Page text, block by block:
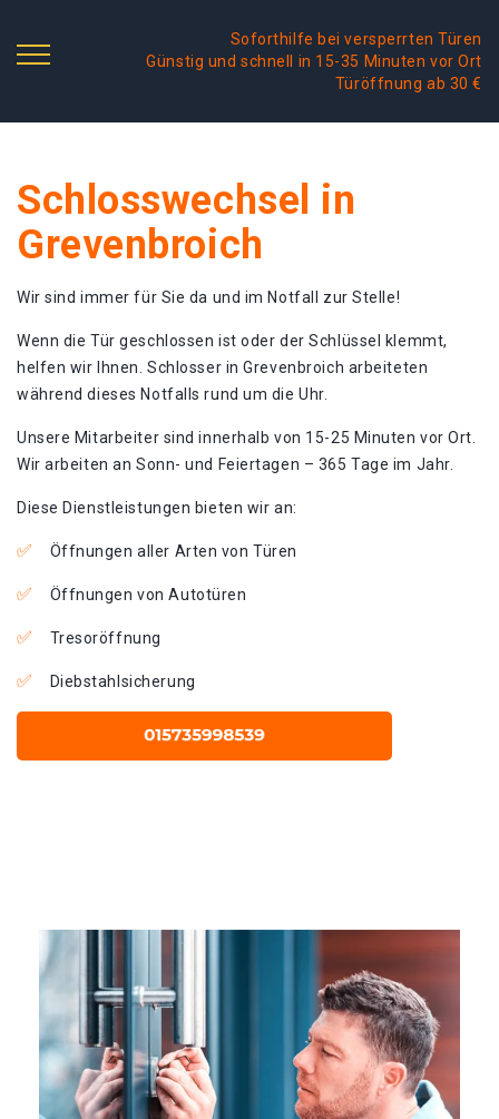
Soforthilfe bei versperrten Türen
Günstig und schnell in 15-35 Minuten vor Ort
Türöffnung ab 30 €
Schlosswechsel in
Grevenbroich
Wir sind immer für Sie da und im Notfall zur Stelle!
Wenn die Tür geschlossen ist oder der Schlüssel klemmt,
helfen wir Ihnen. Schlosser in Grevenbroich arbeiteten
während dieses Notfalls rund um die Uhr.
Unsere Mitarbeiter sind innerhalb von 15-25 Minuten vor Ort.
Wir arbeiten an Sonn- und Feiertagen – 365 Tage im Jahr.
Diese Dienstleistungen bieten wir an:
Öffnungen aller Arten von Türen
Öffnungen von Autotüren
Tresoröffnung
Diebstahlsicherung